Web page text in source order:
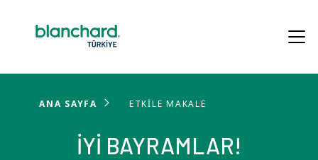
ANA SAYFA ETKİLE MAKALE
İYİ BAYRAMLAR!